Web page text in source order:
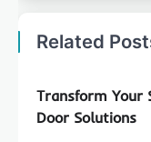
Related
Transform Your
Door Solutions